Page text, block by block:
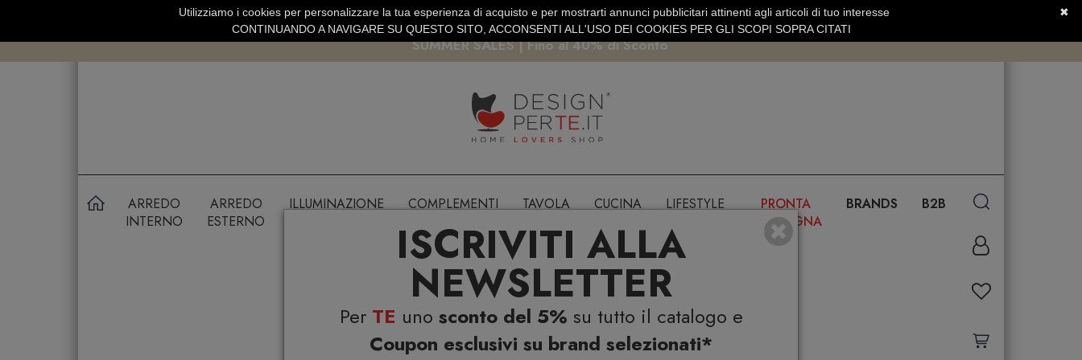
ISCRIVITI ALLA
NEWSLETTER
Per TE uno sconto del 5% su tutto il catalogo e
Coupon esclusivi su brand selezionati*
SPEDIZIONE GRATUITA SOPRA 99 EURO PAGAMENTO SICURO PAYPAL · CARTA DI CREDITO SERVIZIO CLIENTI +39.0773.470.562
SUMMER SALES | Fino al 40% di Sconto
ARREDO
INTERNO
ARREDO
ESTERNO
ILLUMINAZIONE COMPLEMENTI TAVOLA CUCINA LIFESTYLE
PRONTA
CONSEGNA
BRANDS B2B
✖
Utilizziamo i cookies per personalizzare la tua esperienza di acquisto e per mostrarti annunci pubblicitari attinenti agli articoli di tuo interesse
CONTINUANDO A NAVIGARE SU QUESTO SITO, ACCONSENTI ALL'USO DEI COOKIES PER GLI SCOPI SOPRA CITATI